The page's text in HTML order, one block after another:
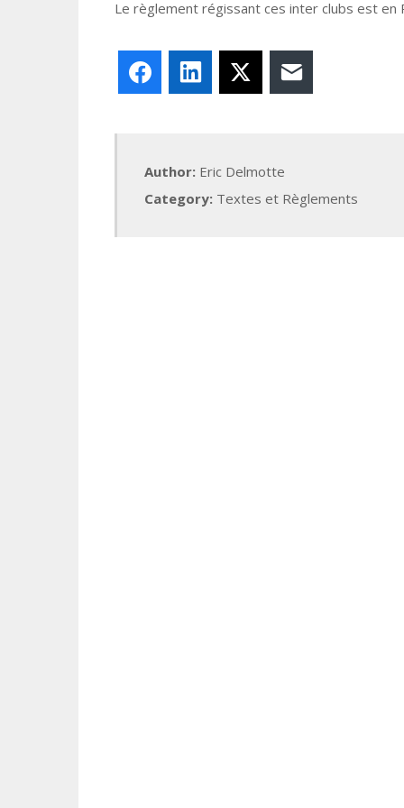
Le règlement régissant ces inter clubs est en
FacebookLinkedIn
Author: Eric Delmotte
Category: Textes et Règlements